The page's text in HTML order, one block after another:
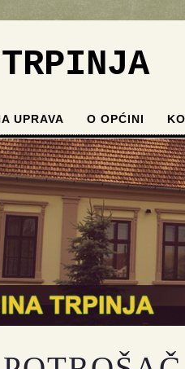
UPRAVA O OPĆINI